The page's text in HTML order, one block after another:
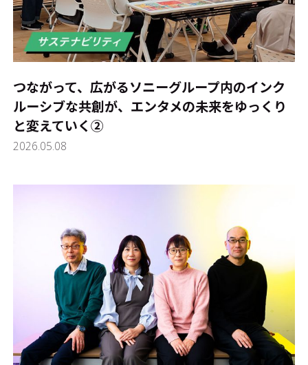
本サイトご利用にあたって Cookie Settings
つながって、広がる――ソニーグループ内のインク
ルーシブな共創が、エンタメの未来をゆっくり
と変えていく②
2026.05.08